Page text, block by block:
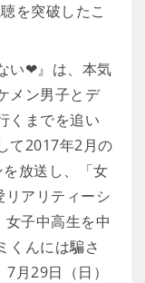
を突破したこ
い❤』は、本気
メン男子とデ
くまでを追い
て2017年2月の
放送し、「女
アリティーシ
子中高生を中
くんには騙さ
月29日（日）